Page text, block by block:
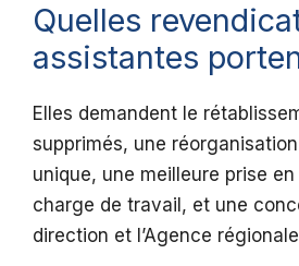
Quelles
assistantes
Elles demandent le
supprimés, une
unique, une meilleure prise
charge de travail, et une
direction et l’Agence